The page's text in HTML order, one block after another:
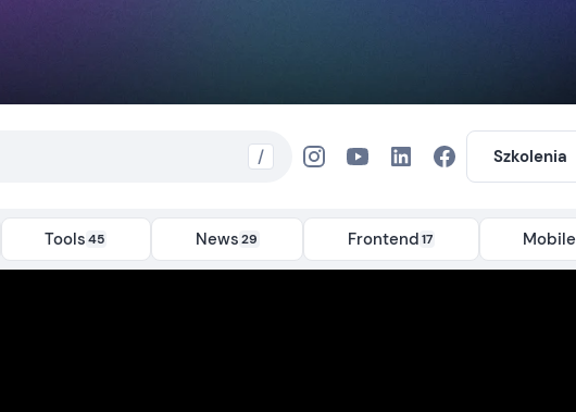
/ Szkolenia
Tools 45 News29 Frontend17 Mobile